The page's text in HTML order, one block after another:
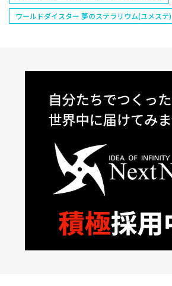
ワールドダイスター 夢のステラリウム(ユメステ)